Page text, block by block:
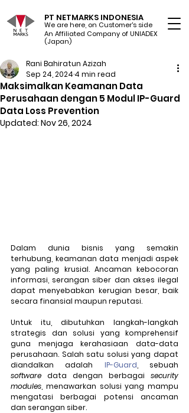
PT NETMARKS INDONESIA
We are here, on Customer's side
An Affiliated Company of UNIADEX Ltd.
(Japan)
Maksimalkan Keamanan Data
Perusahaan dengan 5 Modul IP-Guard
Data Loss Prevention
Rani Bahiratun Azizah
Sep 24, 2024 4 min read
Updated: Nov 26, 2024
Dalam dunia bisnis yang semakin
terhubung, keamanan data menjadi aspek
yang paling krusial. Ancaman kebocoran
informasi, serangan siber dan akses ilegal
dapat menyebabkan kerugian besar, baik
secara finansial maupun reputasi.
Untuk itu, dibutuhkan langkah-langkah
strategis dan solusi yang komprehensif
guna menjaga kerahasiaan data-data
perusahaan. Salah satu solusi yang dapat
diandalkan adalah IP-Guard
software data dengan berbagai security
modules , menawarkan solusi yang mampu
mengatasi berbagai potensi ancaman
dan serangan siber.